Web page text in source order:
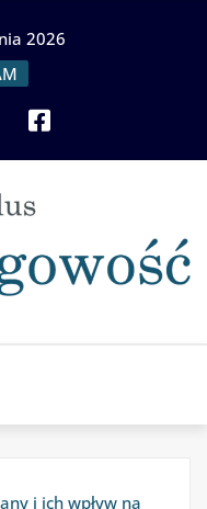
2026
i ich wpływ na